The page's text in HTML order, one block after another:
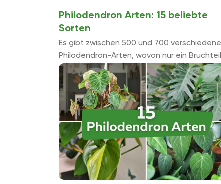
Philodendron Arten: 15 beliebte
Sorten
Es gibt zwischen 500 und 700 verschiedene
Philodendron-Arten, wovon nur ein
Mitteleuropa bekannt ist. Die schönsten
beliebtesten sind hier für Sie mit ihren
wichtigsten Eigenschaften aufgelistet.